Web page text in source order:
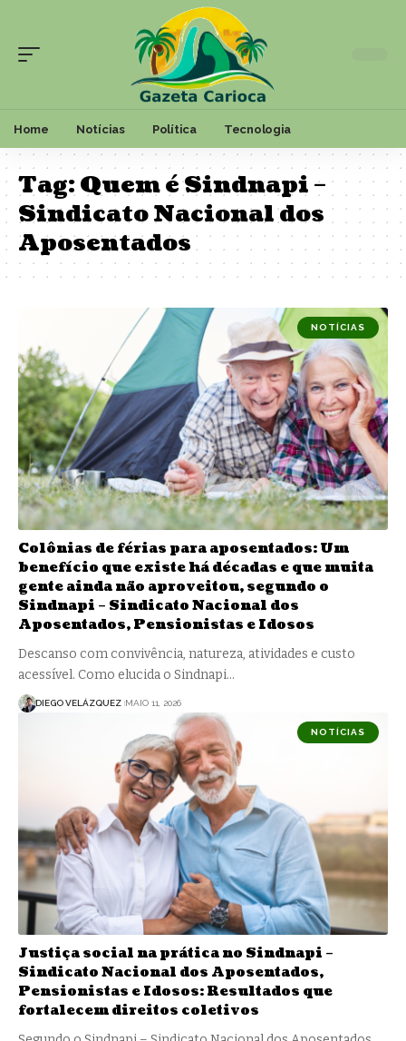
Home Notícias Política Tecnologia
Tag:Quem é Sindnapi –
Sindicato Nacional dos
Aposentados
NOTÍCIAS
Colônias de férias para aposentados: Um
benefício que existe há décadas e que muita
gente ainda não aproveitou, segundo o
Sindnapi – Sindicato Nacional dos
Aposentados, Pensionistas e Idosos
Descanso com convivência, natureza, atividades e custo
acessível. Como elucida o Sindnapi…
DIEGO VELÁZQUEZ MAIO 11, 2026
NOTÍCIAS
Justiça social na prática no Sindnapi –
Sindicato Nacional dos Aposentados,
Pensionistas e Idosos: Resultados que
fortalecem direitos coletivos